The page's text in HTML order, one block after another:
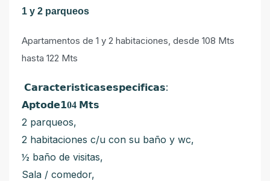
1 y 2 parqueos
Apartamentos de 1 y 2 habitaciones, desde 108 Mts
hasta 122 Mts
𝗖𝗮𝗿𝗮𝗰𝘁𝗲𝗿𝗶𝘀𝘁𝗶𝗰𝗮𝘀𝗲𝘀𝗽𝗲𝗰𝗶𝗳𝗶𝗰𝗮𝘀:
𝗔𝗽𝘁𝗼𝗱𝗲𝟭04 𝗠𝘁𝘀
2 parqueos,
2 habitaciones c/u con su baño y wc,
½ baño de visitas,
Sala / comedor,